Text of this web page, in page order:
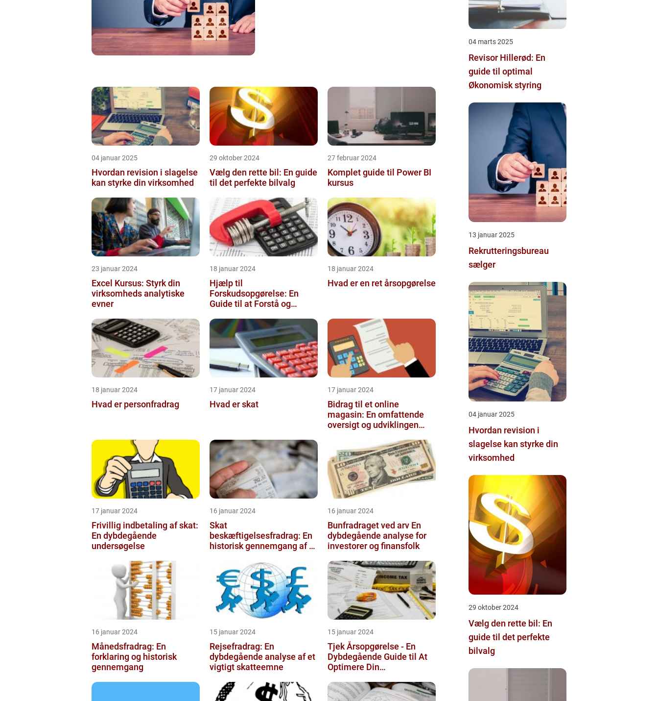
04 januar 2025
Hvordan revision i slagelse
kan styrke din virksomhed
29 oktober 2024
Vælg den rette bil: En guide
til det perfekte bilvalg
27 februar 2024
Komplet guide til Power BI
kursus
23 januar 2024
Excel Kursus: Styrk din
virksomheds analytiske
evner
18 januar 2024
Hjælp til
Forskudsopgørelse: En
Guide til at Forstå og
18 januar 2024
Hvad er en ret årsopgørelse
18 januar 2024
Hvad er personfradrag
17 januar 2024
Hvad er skat
17 januar 2024
Bidrag til et online
magasin: En omfattende
oversigt og udviklingen
17 januar 2024
Frivillig indbetaling af skat:
En dybdegående
undersøgelse
16 januar 2024
Skat
beskæftigelsesfradrag: En
historisk gennemgang af et
skattefritagelsesprogram
for inves...
16 januar 2024
Bunfradraget ved arv En
dybdegående analyse for
investorer og finansfolk
16 januar 2024
Månedsfradrag: En
forklaring og historisk
gennemgang
15 januar 2024
Rejsefradrag: En
dybdegående analyse af et
vigtigt skatteemne
15 januar 2024
Tjek Årsopgørelse - En
Dybdegående Guide til At
Optimere Din
04 marts 2025
Revisor Hillerød: En
guide til optimal
Økonomisk styring
13 januar 2025
Rekrutteringsbureau
sælger
04 januar 2025
Hvordan revision i
slagelse kan styrke din
virksomhed
29 oktober 2024
Vælg den rette bil: En
guide til det perfekte
bilvalg